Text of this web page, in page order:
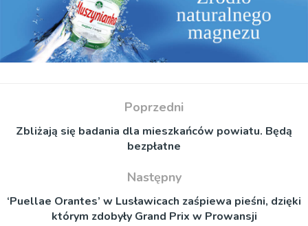
Poprzedni
Zbliżają się badania dla mieszkańców powiatu. Będą
bezpłatne
Następny
‘Puellae Orantes’ w Lusławicach zaśpiewa pieśni, dzięki
którym zdobyły Grand Prix w Prowansji